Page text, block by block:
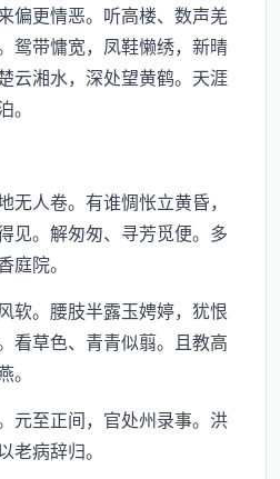
偏更情恶。听高楼、数声羌
鸳带慵宽，凤鞋懒绣，新晴
云湘水，深处望黄鹤。天涯
无人卷。有谁惆怅立黄昏，
见。解匆匆、寻芳觅便。多
庭院。
软。腰肢半露玉娉婷，犹恨
看草色、青青似翦。且教高
至正间，官处州录事。洪
老病辞归。